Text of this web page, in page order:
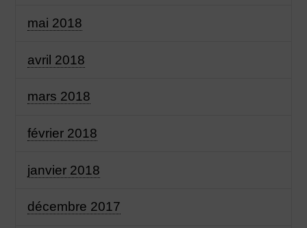
mai 2018
avril 2018
mars 2018
février 2018
janvier 2018
décembre 2017